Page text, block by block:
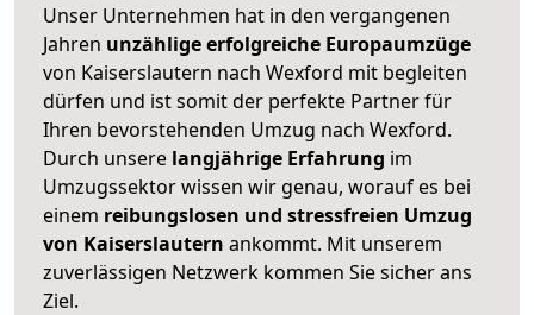
Unser Unternehmen hat in den vergangenen
Jahren unzählige erfolgreiche Europaumzüge
von Kaiserslautern nach Wexford mit begleiten
dürfen und ist somit der perfekte Partner für
Ihren bevorstehenden Umzug nach Wexford.
Durch unsere langjährige Erfahrung im
Umzugssektor wissen wir genau, worauf es bei
einem reibungslosen und stressfreien Umzug
von Kaiserslautern ankommt. Mit unserem
zuverlässigen Netzwerk kommen Sie sicher ans
Ziel.